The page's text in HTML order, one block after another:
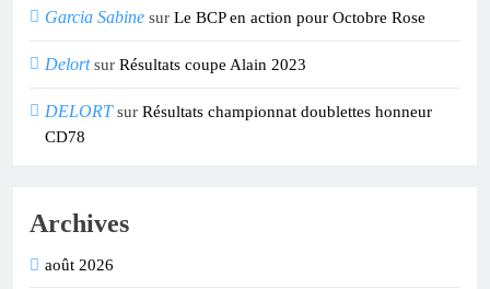
Garcia Sabine sur Le BCP en action pour Octobre Rose
Delortsur Résultats coupe Alain 2023
DELORTsur Résultats championnat doublettes honneur
CD78
Archives
août 2026